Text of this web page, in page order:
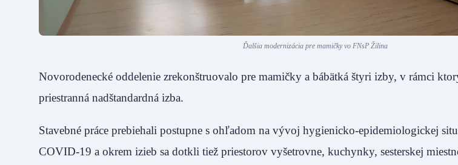
Ďalšia modernizácia pre mamičky vo FNsP Žilina
Novorodenecké oddelenie zrekonštruovalo pre mamičky a bábätká štyri izby, v rámci
priestranná nadštandardná izba.
Stavebné práce prebiehali postupne s ohľadom na vývoj hygienicko-epidemiologickej
COVID-19 a okrem izieb sa dotkli tiež priestorov vyšetrovne, kuchynky, sesterskej